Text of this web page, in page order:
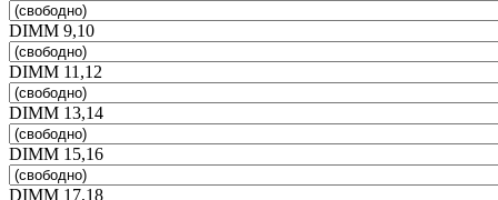
DIMM 9,10
DIMM 11,12
DIMM 13,14
DIMM 15,16
DIMM 17,18